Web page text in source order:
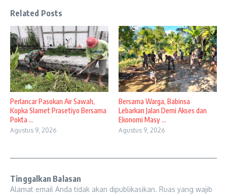
Related Posts
Perlancar Pasokan Air Sawah,
Kopka Slamet Prasetiyo Bersama
Pokta ...
Agustus 9, 2026
Bersama Warga, Babinsa
Lebarkan Jalan Demi Akses dan
Ekonomi Masy ...
Agustus 9, 2026
Tinggalkan Balasan
Alamat email Anda tidak akan dipublikasikan. Ruas yang wajib